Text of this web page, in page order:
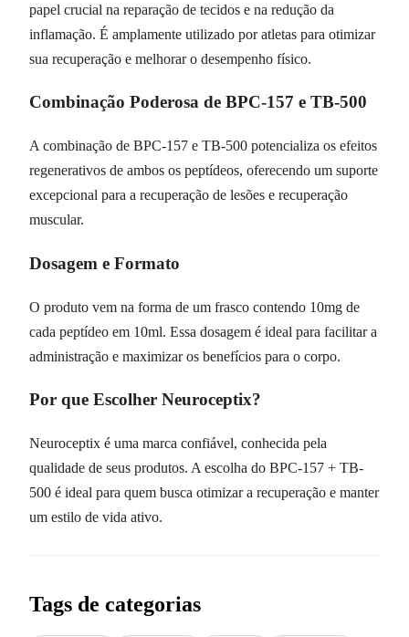
papel crucial na reparação de tecidos e na redução da
inflamação. É amplamente utilizado por atletas para otimizar
sua recuperação e melhorar o desempenho físico.
Combinação Poderosa de BPC-157 e TB-500
A combinação de BPC-157 e TB-500 potencializa os efeitos
regenerativos de ambos os peptídeos, oferecendo um suporte
excepcional para a recuperação de lesões e recuperação
muscular.
Dosagem e Formato
O produto vem na forma de um frasco contendo 10mg de
cada peptídeo em 10ml. Essa dosagem é ideal para facilitar a
administração e maximizar os benefícios para o corpo.
Por que Escolher Neuroceptix?
Neuroceptix é uma marca confiável, conhecida pela
qualidade de seus produtos. A escolha do BPC-157 + TB-
500 é ideal para quem busca otimizar a recuperação e manter
um estilo de vida ativo.
Tags de categorias